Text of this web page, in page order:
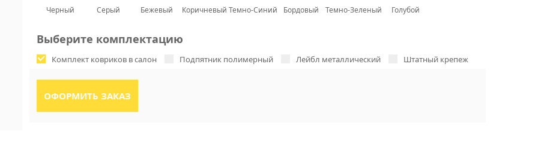
Черный Серый Бежевый Коричневый Темно-Синий Бордовый Темно-Зеленый Голубой
Выберите комплектацию
Комплект ковриков в салон Подпятник полимерный Лейбл металлический Штатный крепеж